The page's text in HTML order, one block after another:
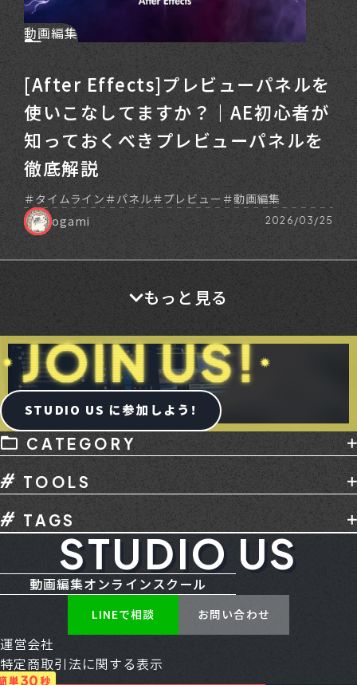
動画編集
[After Effects]プレビューパネルを
使いこなしてますか？｜AE初心者が
知っておくべきプレビューパネルを
徹底解説
タイムライン パネル プレビュー
動画編集
ogami
2026/03/25
もっと見る
STUDIO US に参加しよう!
CATEGORY
AI デバイス メディア掲載
副業
動画編集
動画編集スクール 撮影
講座
音声編集
TOOLS
After Effects
Audition
Davinci Resolve
Final Cut Pro
Illustrator
Media Encoder
Photoshop
Premiere
TikTok
YouTube お仕事
スクール その他
パソコン
モニター 口コミ 必見
案件獲得
生成AI
用語集
TAGS
Creative Cloud CXL ENG
Gemini
HDR
Mac - Apple MacBook Neo
SSD
SUNO AI YouTube
アートボード
アニメーション
アルファチャンネル
アンカーポイント
エッセンシャルグラフィックス
STUDIO US
動画編集オンラインスクール
LINEで相談 お問い合わせ
運営会社
特定商取引法に関する表示